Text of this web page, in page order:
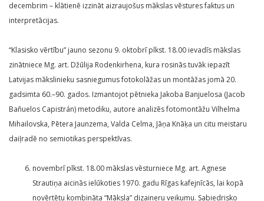
decembrim – klātienē izzināt aizraujošus mākslas vēstures faktus un
interpretācijas.
“Klasisko vērtību” jauno sezonu 9. oktobrī plkst. 18.00 ievadīs mākslas
zinātniece Mg. art. Džūlija Rodenkirhena, kura rosinās tuvāk iepazīt
Latvijas mākslinieku sasniegumus fotokolāžas un montāžas jomā 20.
gadsimta 60.–90. gados. Izmantojot pētnieka Jakoba Banjuelosa (Jacob
Bañuelos Capistrán) metodiku, autore analizēs fotomontāžu Vilhelma
Mihailovska, Pētera Jaunzema, Valda Celma, Jāņa Knāķa un citu meistaru
daiļradē no semiotikas perspektīvas.
novembrī plkst. 18.00 mākslas vēsturniece Mg. art. Agnese
Strautiņa aicinās ielūkoties 1970. gadu Rīgas kafejnīcās, lai kopā
novērtētu kombināta “Māksla” dizaineru veikumu. Sabiedrisko